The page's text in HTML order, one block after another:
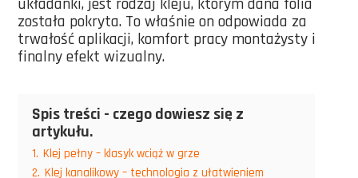
układanki, jest rodzaj kleju, którym dana folia
została pokryta. To właśnie on odpowiada za
trwałość aplikacji, komfort pracy montażysty i
finalny efekt wizualny.
Spis treści - czego dowiesz się z
artykułu.
1. Klej pełny – klasyk wciąż w grze
2. Klej kanalikowy – technologia z ułatwieniem